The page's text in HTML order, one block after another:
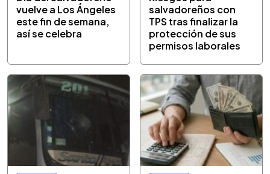
vuelve a Los Ángeles
este fin de semana,
así se celebra
salvadoreños con
TPS tras finalizar la
protección de sus
permisos laborales